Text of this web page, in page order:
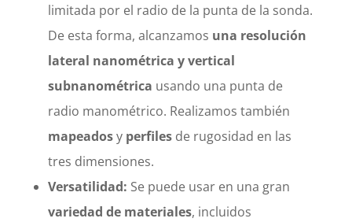
limitada por el radio de la punta de la sonda.
De esta forma, alcanzamos una resolución
lateral nanométrica y vertical
subnanométrica usando una punta de
radio manométrico. Realizamos también
mapeadosy perfilesde rugosidad en las
tres dimensiones.
Versatilidad: Se puede usar en una gran
variedad de materiales, incluidos